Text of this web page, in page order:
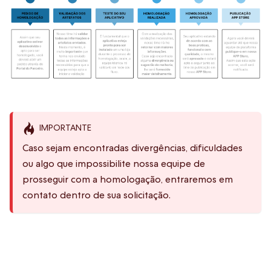
IMPORTANTE
Caso sejam encontradas divergências, dificuldades
ou algo que impossibilite nossa equipe de
prosseguir com a homologação, entraremos em
contato dentro de sua solicitação.